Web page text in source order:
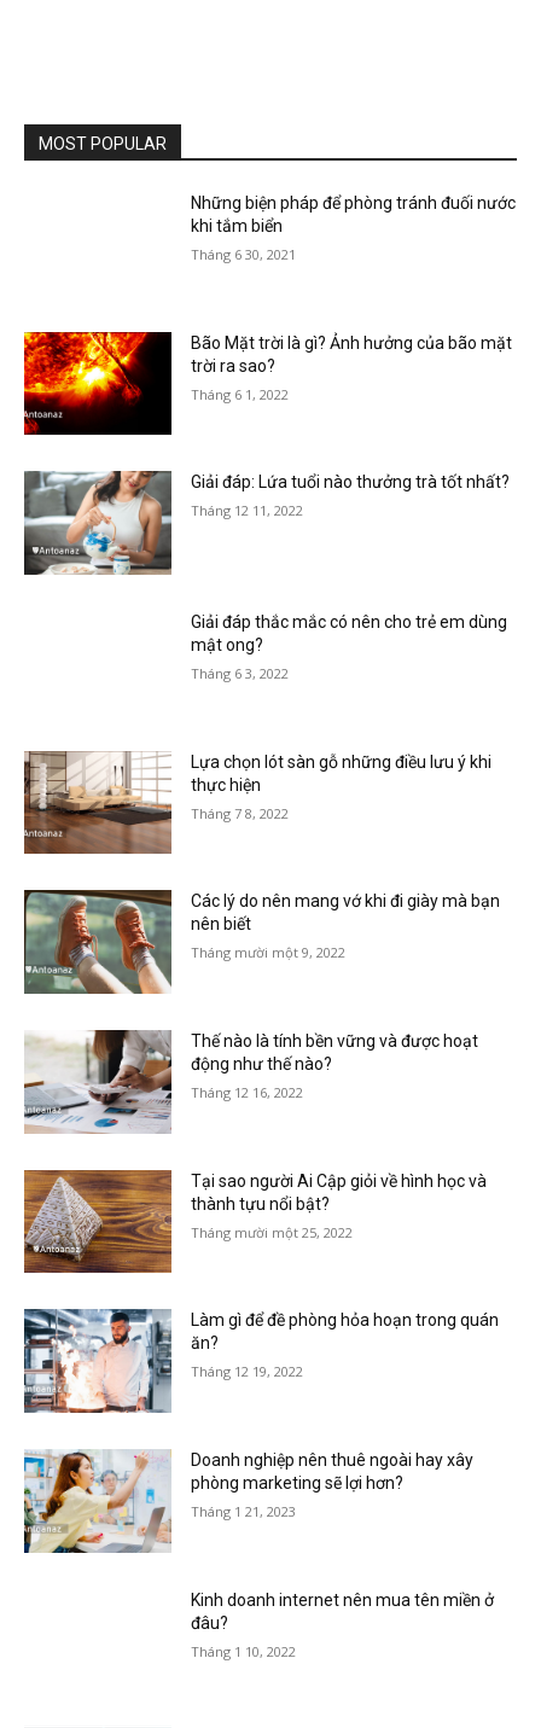
MOST POPULAR
Những biện pháp để phòng tránh đuối nước
khi tắm biển
Tháng 6 30, 2021
Bão Mặt trời là gì? Ảnh hưởng của bão mặt
trời ra sao?
Tháng 6 1, 2022
Giải đáp: Lứa tuổi nào thưởng trà tốt nhất?
Tháng 12 11, 2022
Giải đáp thắc mắc có nên cho trẻ em dùng
mật ong?
Tháng 6 3, 2022
Lựa chọn lót sàn gỗ những điều lưu ý khi
thực hiện
Tháng 7 8, 2022
Các lý do nên mang vớ khi đi giày mà bạn
nên biết
Tháng mười một 9, 2022
Thế nào là tính bền vững và được hoạt
động như thế nào?
Tháng 12 16, 2022
Tại sao người Ai Cập giỏi về hình học và
thành tựu nổi bật?
Tháng mười một 25, 2022
Làm gì để đề phòng hỏa hoạn trong quán
ăn?
Tháng 12 19, 2022
Doanh nghiệp nên thuê ngoài hay xây
phòng marketing sẽ lợi hơn?
Tháng 1 21, 2023
Kinh doanh internet nên mua tên miền ở
đâu?
Tháng 1 10, 2022